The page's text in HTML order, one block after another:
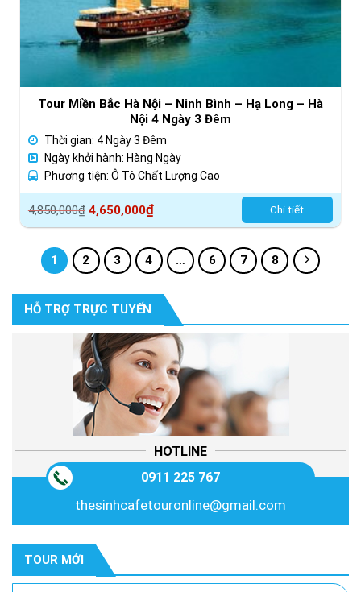
Tour Miền Bắc Hà Nội – Ninh Bình – Hạ Long – Hà
Nội 4 Ngày 3 Đêm
Thời gian: 4 Ngày 3 Đêm
Ngày khởi hành: Hàng Ngày
Phương tiện: Ô Tô Chất Lượng Cao
4,850,000₫
Giá
gốc
4,850,000₫.
4,650,000₫
Giá
hiện
tại
4,650,000₫.
Chi tiết
1 2 3 4 … 6 7 8
HỖ TRỢ TRỰC TUYẾN
HOTLINE
0911 225 767
thesinhcafetouronline@gmail.com
TOUR MỚI